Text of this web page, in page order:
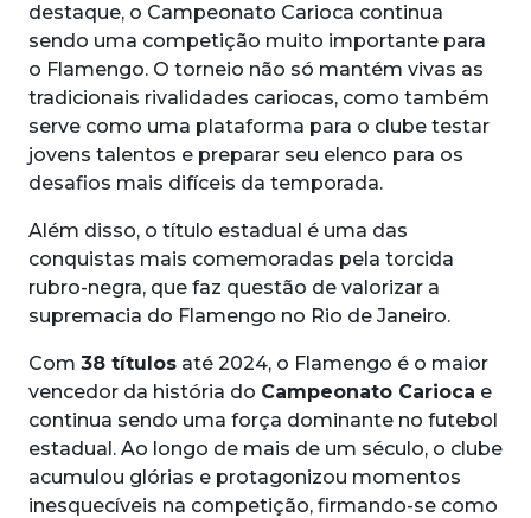
destaque, o Campeonato Carioca continua
sendo uma competição muito importante para
o Flamengo. O torneio não só mantém vivas as
tradicionais rivalidades cariocas, como também
serve como uma plataforma para o clube testar
jovens talentos e preparar seu elenco para os
desafios mais difíceis da temporada.
Além disso, o título estadual é uma das
conquistas mais comemoradas pela torcida
rubro-negra, que faz questão de valorizar a
supremacia do Flamengo no Rio de Janeiro.
Com 38 títulos até 2024, o Flamengo é o maior
vencedor da história do Campeonato Carioca e
continua sendo uma força dominante no futebol
estadual. Ao longo de mais de um século, o clube
acumulou glórias e protagonizou momentos
inesquecíveis na competição, firmando-se como